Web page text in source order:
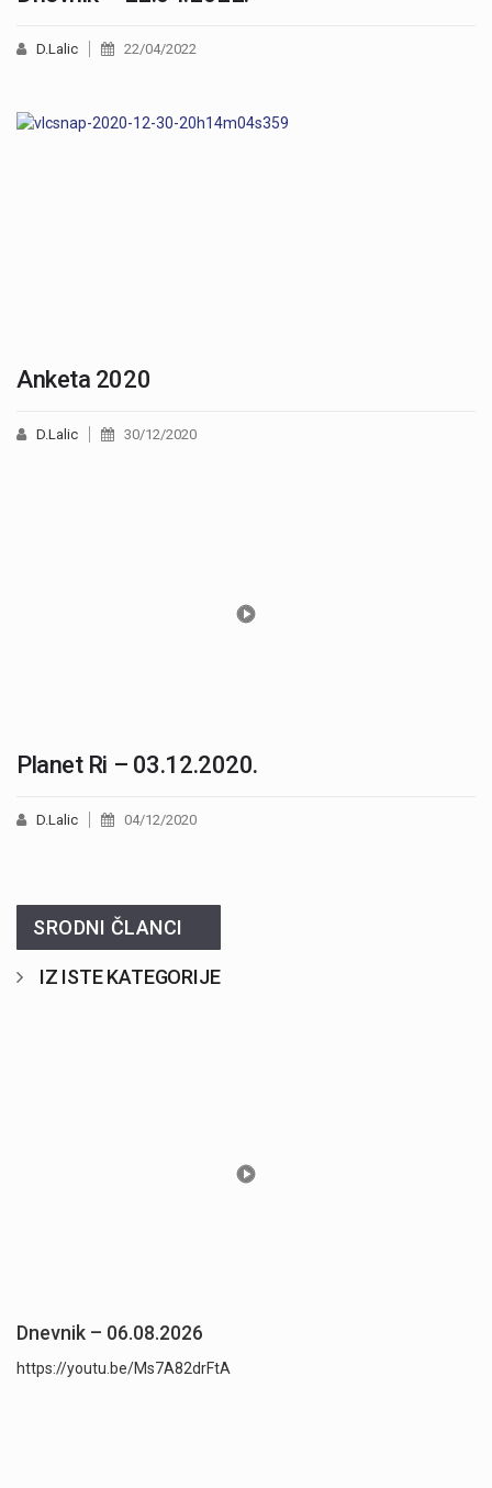
D.Lalic 22/04/2022
Anketa 2020
D.Lalic 30/12/2020
Planet Ri – 03.12.2020.
D.Lalic 04/12/2020
SRODNI ČLANCI
IZ ISTE KATEGORIJE
Dnevnik – 06.08.2026
https://youtu.be/Ms7A82drFtA